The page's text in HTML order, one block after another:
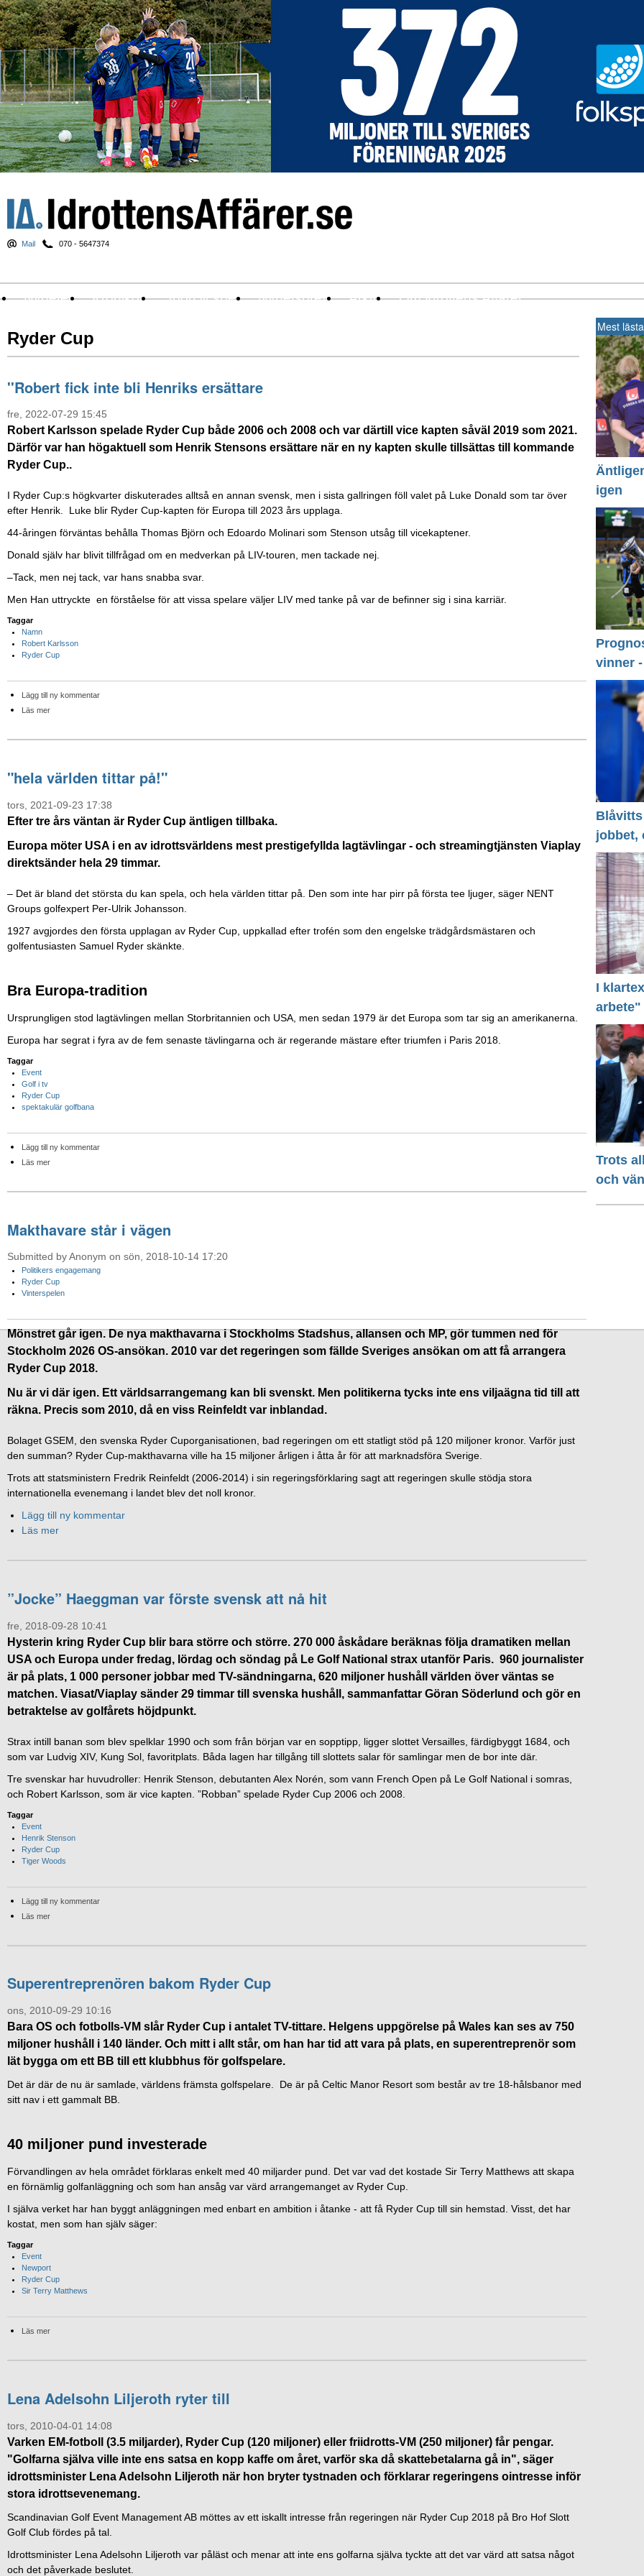
Mail 070 - 5647374
Nyheter Krönikor Sport & spel Nyhetsbrev Arkiv Om Idrottens Affärer
Ryder Cup
''Robert fick inte bli Henriks ersättare
fre, 2022-07-29 15:45
Robert Karlsson spelade Ryder Cup både 2006 och 2008 och var därtill vice kapten såväl 2019 som 2021.
Därför var han högaktuell som Henrik Stensons ersättare när en ny kapten skulle tillsättas till kommande
Ryder Cup..
I Ryder Cup:s högkvarter diskuterades alltså en annan svensk, men i sista gallringen föll valet på Luke Donald som tar över
efter Henrik. Luke blir Ryder Cup-kapten för Europa till 2023 års upplaga.
44-åringen förväntas behålla Thomas Björn och Edoardo Molinari som Stenson utsåg till vicekaptener.
Donald själv har blivit tillfrågad om en medverkan på LIV-touren, men tackade nej.
–Tack, men nej tack, var hans snabba svar.
Men Han uttryckte en förståelse för att vissa spelare väljer LIV med tanke på var de befinner sig i sina karriär.
Taggar
Namn
Robert Karlsson
Ryder Cup
Lägg till ny kommentar
Läs mer
"hela världen tittar på!"
tors, 2021-09-23 17:38
Efter tre års väntan är Ryder Cup äntligen tillbaka.
Europa möter USA i en av idrottsvärldens mest prestigefyllda lagtävlingar - och streamingtjänsten Viaplay
direktsänder hela 29 timmar.
– Det är bland det största du kan spela, och hela världen tittar på. Den som inte har pirr på första tee ljuger, säger NENT
Groups golfexpert Per-Ulrik Johansson.
1927 avgjordes den första upplagan av Ryder Cup, uppkallad efter trofén som den engelske trädgårdsmästaren och
golfentusiasten Samuel Ryder skänkte.
Bra Europa-tradition
Ursprungligen stod lagtävlingen mellan Storbritannien och USA, men sedan 1979 är det Europa som tar sig an amerikanerna.
Europa har segrat i fyra av de fem senaste tävlingarna och är regerande mästare efter triumfen i Paris 2018.
Taggar
Event
Golf i tv
Ryder Cup
spektakulär golfbana
Lägg till ny kommentar
Läs mer
Makthavare står i vägen
Submitted by Anonym on sön, 2018-10-14 17:20
Politikers engagemang
Ryder Cup
Vinterspelen
Mönstret går igen. De nya makthavarna i Stockholms Stadshus, allansen och MP, gör tummen ned för
Stockholm 2026 OS-ansökan. 2010 var det regeringen som fällde Sveriges ansökan om att få arrangera
Ryder Cup 2018.
Nu är vi där igen. Ett världsarrangemang kan bli svenskt. Men politikerna tycks inte ens viljaägna tid till att
räkna. Precis som 2010, då en viss Reinfeldt var inblandad.
Bolaget GSEM, den svenska Ryder Cuporganisationen, bad regeringen om ett statligt stöd på 120 miljoner kronor. Varför just
den summan? Ryder Cup-makthavarna ville ha 15 miljoner årligen i åtta år för att marknadsföra Sverige.
Trots att statsministern Fredrik Reinfeldt (2006-2014) i sin regeringsförklaring sagt att regeringen skulle stödja stora
internationella evenemang i landet blev det noll kronor.
Lägg till ny kommentar
Läs mer
”Jocke” Haeggman var förste svensk att nå hit
fre, 2018-09-28 10:41
Hysterin kring Ryder Cup blir bara större och större. 270 000 åskådare beräknas följa dramatiken mellan
USA och Europa under fredag, lördag och söndag på Le Golf National strax utanför Paris. 960 journalister
är på plats, 1 000 personer jobbar med TV-sändningarna, 620 miljoner hushåll världen över väntas se
matchen. Viasat/Viaplay sänder 29 timmar till svenska hushåll, sammanfattar Göran Söderlund och gör en
betraktelse av golfårets höjdpunkt.
Strax intill banan som blev spelklar 1990 och som från början var en sopptipp, ligger slottet Versailles, färdigbyggt 1684, och
som var Ludvig XIV, Kung Sol, favoritplats. Båda lagen har tillgång till slottets salar för samlingar men de bor inte där.
Tre svenskar har huvudroller: Henrik Stenson, debutanten Alex Norén, som vann French Open på Le Golf National i somras,
och Robert Karlsson, som är vice kapten. ”Robban” spelade Ryder Cup 2006 och 2008.
Taggar
Event
Henrik Stenson
Ryder Cup
Tiger Woods
Lägg till ny kommentar
Läs mer
Superentreprenören bakom Ryder Cup
ons, 2010-09-29 10:16
Bara OS och fotbolls-VM slår Ryder Cup i antalet TV-tittare. Helgens uppgörelse på Wales kan ses av 750
miljoner hushåll i 140 länder. Och mitt i allt står, om han har tid att vara på plats, en superentreprenör som
lät bygga om ett BB till ett klubbhus för golfspelare.
Det är där de nu är samlade, världens främsta golfspelare. De är på Celtic Manor Resort som består av tre 18-hålsbanor med
sitt nav i ett gammalt BB.
40 miljoner pund investerade
Förvandlingen av hela området förklaras enkelt med 40 miljarder pund. Det var vad det kostade Sir Terry Matthews att skapa
en förnämlig golfanläggning och som han ansåg var värd arrangemanget av Ryder Cup.
I själva verket har han byggt anläggningen med enbart en ambition i åtanke - att få Ryder Cup till sin hemstad. Visst, det har
kostat, men som han själv säger:
Taggar
Event
Newport
Ryder Cup
Sir Terry Matthews
Läs mer
Lena Adelsohn Liljeroth ryter till
tors, 2010-04-01 14:08
Varken EM-fotboll (3.5 miljarder), Ryder Cup (120 miljoner) eller friidrotts-VM (250 miljoner) får pengar.
"Golfarna själva ville inte ens satsa en kopp kaffe om året, varför ska då skattebetalarna gå in", säger
idrottsminister Lena Adelsohn Liljeroth när hon bryter tystnaden och förklarar regeringens ointresse inför
stora idrottsevenemang.
Scandinavian Golf Event Management AB möttes av ett iskallt intresse från regeringen när Ryder Cup 2018 på Bro Hof Slott
Golf Club fördes på tal.
Idrottsminister Lena Adelsohn Liljeroth var påläst och menar att inte ens golfarna själva tyckte att det var värd att satsa något
och det påverkade beslutet.
Mest
igen
vinner
jobbet,
I
arbete"
Trots
och